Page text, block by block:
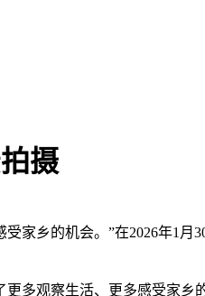
摄
家乡的机会。”在2026年1
更多观察生活、更多感受家乡